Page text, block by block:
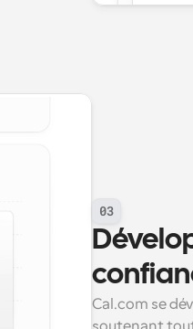
03
Cal.com se